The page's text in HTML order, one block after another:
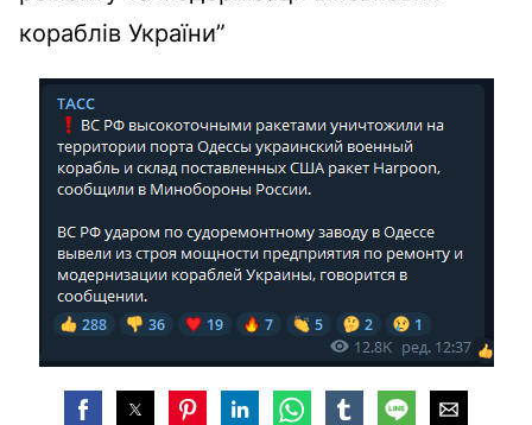
кораблів України”